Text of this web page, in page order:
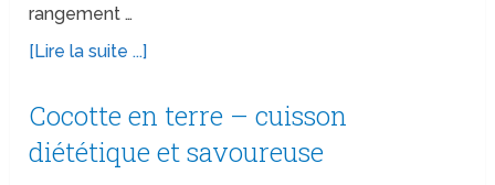
rangement …
[Lire la suite ...]
Cocotte en terre – cuisson
diététique et savoureuse